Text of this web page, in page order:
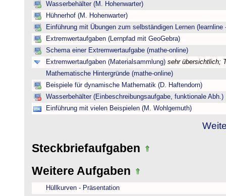
Wasserbehälter (M. Hohenwarter)
Hühnerhof (M. Hohenwarter)
Einführung mit Übungen zum selbständigen Lernen (learnline
Extremwertaufgaben (Lernpfad mit GeoGebra)
Schema einer Extremwertaufgabe (mathe-online)
Extremwertaufgaben (Materialsammlung) sehr übersichtlich;
Mathematische Hintergründe (mathe-online)
Beispiele für dynamische Mathematik (D. Haftendorn)
Wasserbehälter (Einbeschreibungsaufgabe, funktionale Abh.)
Einführung mit vielen Beispielen (M. Wohlgemuth)
Steckbriefaufgaben
Weitere Aufgaben
Hüllkurven - Präsentation